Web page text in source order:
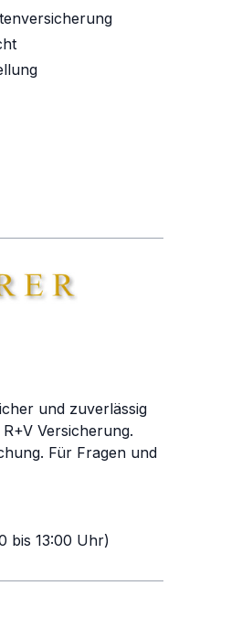
und zuverlässig
Versicherung.
Für Fragen und
bis 13:00 Uhr)